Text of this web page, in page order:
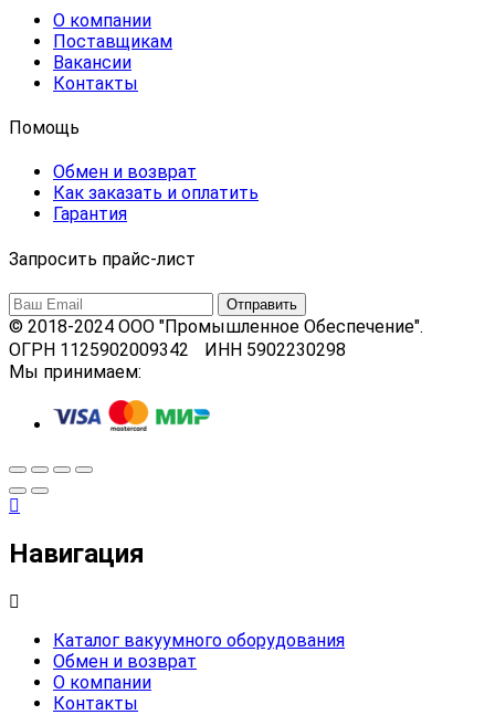
О компании
Поставщикам
Вакансии
Контакты
Помощь
Обмен и возврат
Как заказать и оплатить
Гарантия
Запросить прайс-лист
© 2018-2024 ООО "Промышленное Обеспечение".
ОГРН 1125902009342 ИНН 5902230298
Мы принимаем:
Навигация
Каталог вакуумного оборудования
Обмен и возврат
О компании
Контакты